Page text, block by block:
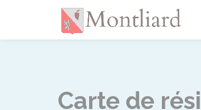
Carte de